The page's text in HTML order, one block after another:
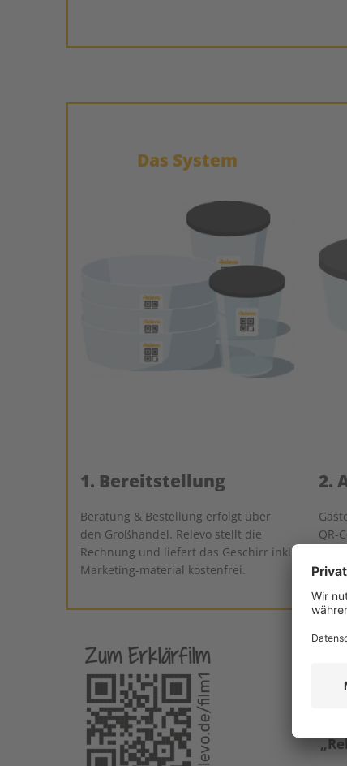
Das System
1. Bereitstellung
Beratung & Bestellung erfolgt über
den Großhandel. Relevo stellt die
Rechnung und liefert das Geschirr inkl.
Marketing-material kostenfrei.
2.
QR-